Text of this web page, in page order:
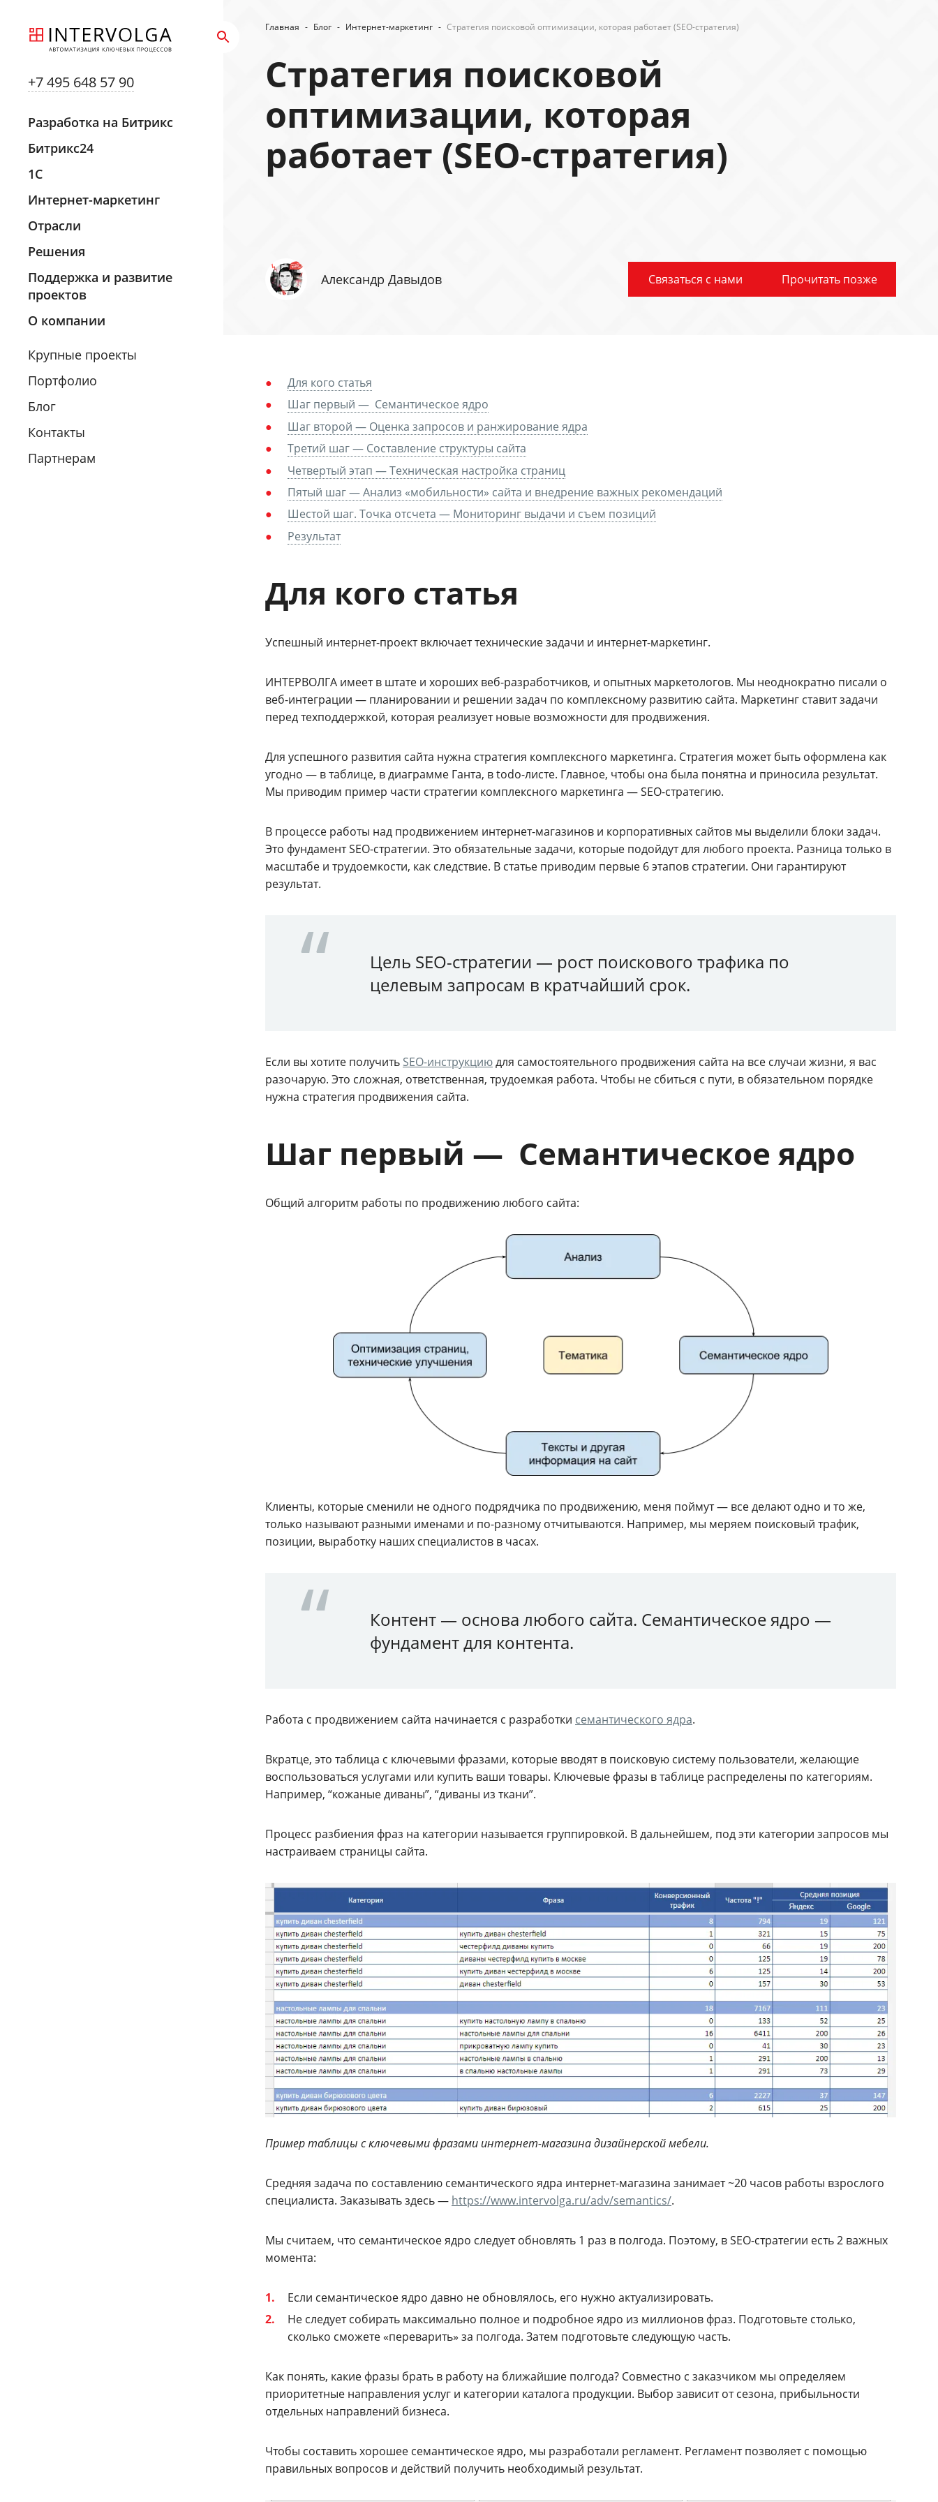
+7 495 648 57 90
Разработка на Битрикс
Битрикс24
1С
Интернет-маркетинг
Отрасли
Решения
Поддержка и развитие
проектов
О компании
Крупные проекты
Портфолио
Блог
Контакты
Партнерам
Главная - Блог - Интернет-маркетинг - Стратегия поисковой оптимизации, которая работает (SEO-стратегия)
Стратегия поисковой
оптимизации, которая
работает (SEO-стратегия)
Александр Давыдов Связаться с нами Прочитать позже
Для кого статья
Шаг первый — Семантическое ядро
Шаг второй — Оценка запросов и ранжирование ядра
Третий шаг — Составление структуры сайта
Четвертый этап — Техническая настройка страниц
Пятый шаг — Анализ «мобильности» сайта и внедрение важных рекомендаций
Шестой шаг. Точка отсчета — Мониторинг выдачи и съем позиций
Результат
Для кого статья
Успешный интернет-проект включает технические задачи и интернет-маркетинг.
ИНТЕРВОЛГА имеет в штате и хороших веб-разработчиков, и опытных маркетологов. Мы неоднократно писали о
веб-интеграции — планировании и решении задач по комплексному развитию сайта. Маркетинг ставит задачи
перед техподдержкой, которая реализует новые возможности для продвижения.
Для успешного развития сайта нужна стратегия комплексного маркетинга. Стратегия может быть оформлена как
угодно — в таблице, в диаграмме Ганта, в todo-листе. Главное, чтобы она была понятна и приносила результат.
Мы приводим пример части стратегии комплексного маркетинга — SEO-стратегию.
В процессе работы над продвижением интернет-магазинов и корпоративных сайтов мы выделили блоки задач.
Это фундамент SEO-стратегии. Это обязательные задачи, которые подойдут для любого проекта. Разница только в
масштабе и трудоемкости, как следствие. В статье приводим первые 6 этапов стратегии. Они гарантируют
результат.
Цель SEO-стратегии — рост поискового трафика по
целевым запросам в кратчайший срок.
Если вы хотите получить SEO-инструкциюдля самостоятельного продвижения сайта на все случаи жизни, я вас
разочарую. Это сложная, ответственная, трудоемкая работа. Чтобы не сбиться с пути, в обязательном порядке
нужна стратегия продвижения сайта.
Шаг первый — Семантическое ядро
Общий алгоритм работы по продвижению любого сайта:
Клиенты, которые сменили не одного подрядчика по продвижению, меня поймут — все делают одно и то же,
только называют разными именами и по-разному отчитываются. Например, мы меряем поисковый трафик,
позиции, выработку наших специалистов в часах.
Контент — основа любого сайта. Семантическое ядро —
фундамент для контента.
Работа с продвижением сайта начинается с разработки семантического ядра.
Вкратце, это таблица с ключевыми фразами, которые вводят в поисковую систему пользователи, желающие
воспользоваться услугами или купить ваши товары. Ключевые фразы в таблице распределены по категориям.
Например, “кожаные диваны”, “диваны из ткани”.
Процесс разбиения фраз на категории называется группировкой. В дальнейшем, под эти категории запросов мы
настраиваем страницы сайта.
Пример таблицы с ключевыми фразами интернет-магазина дизайнерской мебели.
Средняя задача по составлению семантического ядра интернет-магазина занимает ~20 часов работы взрослого
специалиста. Заказывать здесь — https://www.intervolga.ru/adv/semantics/.
Мы считаем, что семантическое ядро следует обновлять 1 раз в полгода. Поэтому, в SEO-стратегии есть 2 важных
момента:
Если семантическое ядро давно не обновлялось, его нужно актуализировать.
Не следует собирать максимально полное и подробное ядро из миллионов фраз. Подготовьте столько,
сколько сможете «переварить» за полгода. Затем подготовьте следующую часть.
Как понять, какие фразы брать в работу на ближайшие полгода? Совместно с заказчиком мы определяем
приоритетные направления услуг и категории каталога продукции. Выбор зависит от сезона, прибыльности
отдельных направлений бизнеса.
Чтобы составить хорошее семантическое ядро, мы разработали регламент. Регламент позволяет с помощью
правильных вопросов и действий получить необходимый результат.